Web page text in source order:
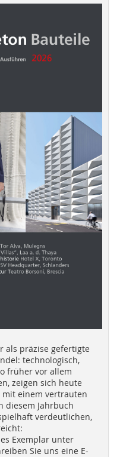
als präzise gefertigte
technologisch,
früher vor allem
zeigen sich heute
einem vertrauten
diesem Jahrbuch
verdeutlichen,
Exemplar unter
Sie uns eine E-